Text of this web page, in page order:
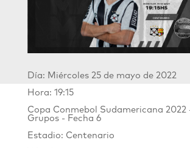
Día: Miércoles 25 de mayo de 2022
Hora: 19:15
Copa Conmebol Sudamericana 2022
Grupos - Fecha 6
Estadio: Centenario